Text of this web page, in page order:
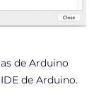
de Arduino
de Arduino.